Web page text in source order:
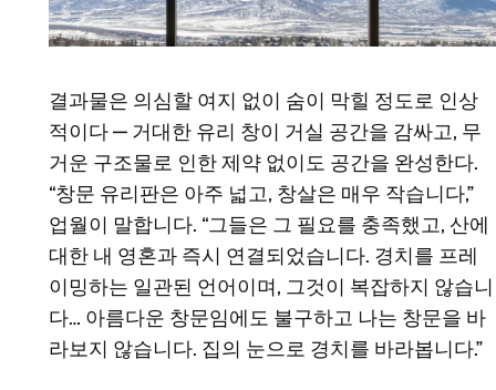
결과물은 의심할 여지 없이 숨이 막힐 정도로 인상
적이다 — 거대한 유리 창이 거실 공간을 감싸고, 무
거운 구조물로 인한 제약 없이도 공간을 완성한다.
“창문 유리판은 아주 넓고, 창살은 매우 작습니다,”
업월이 말합니다. “그들은 그 필요를 충족했고, 산에
대한 내 영혼과 즉시 연결되었습니다. 경치를 프레
이밍하는 일관된 언어이며, 그것이 복잡하지 않습니
다… 아름다운 창문임에도 불구하고 나는 창문을 바
라보지 않습니다. 집의 눈으로 경치를 바라봅니다.”